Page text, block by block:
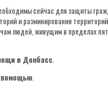
сейчас для защиты
и разминирования
людей, живущим в пределах
в Донбасс.
помощью.